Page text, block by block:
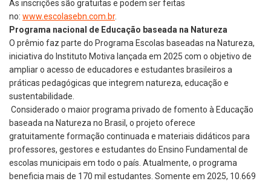
As inscrições são gratuitas e podem ser feitas
no: www.escolasebn.com.br.
Programa nacional de Educação baseada na Natureza
O prêmio faz parte do Programa Escolas baseadas na Natureza,
iniciativa do Instituto Motiva lançada em 2025 com o objetivo de
ampliar o acesso de educadores e estudantes brasileiros a
práticas pedagógicas que integrem natureza, educação e
sustentabilidade.
Considerado o maior programa privado de fomento à Educação
baseada na Natureza no Brasil, o projeto oferece
gratuitamente formação continuada e materiais didáticos para
professores, gestores e estudantes do Ensino Fundamental de
escolas municipais em todo o país. Atualmente, o programa
beneficia mais de 170 mil estudantes. Somente em 2025, 10.669